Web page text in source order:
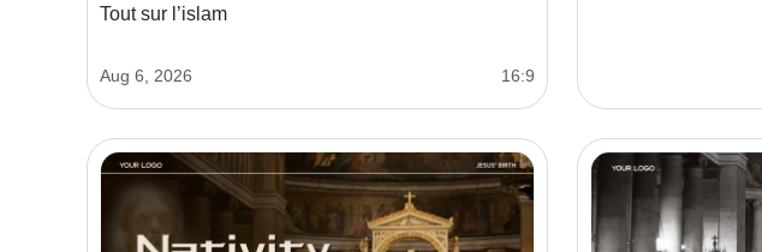
Tout sur l’islam
Aug 6, 2026 16:9